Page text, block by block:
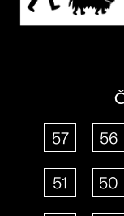
57 56
51 50